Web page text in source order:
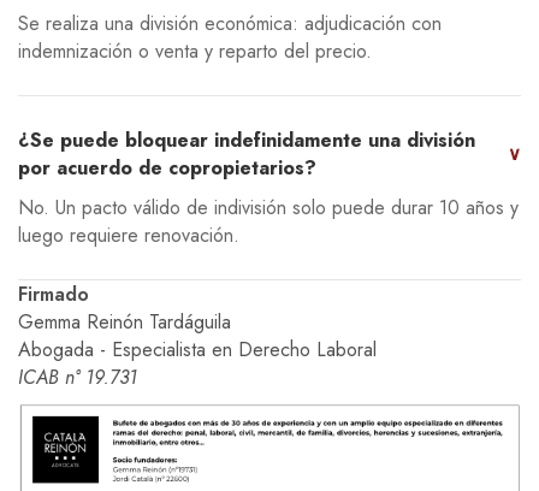
Se realiza una división económica: adjudicación con
indemnización o venta y reparto del precio.
¿Se puede bloquear indefinidamente una división
por acuerdo de copropietarios?
∨
No. Un pacto válido de indivisión solo puede durar 10 años y
luego requiere renovación.
Firmado
Gemma Reinón Tardáguila
Abogada - Especialista en Derecho Laboral
ICAB n° 19.731